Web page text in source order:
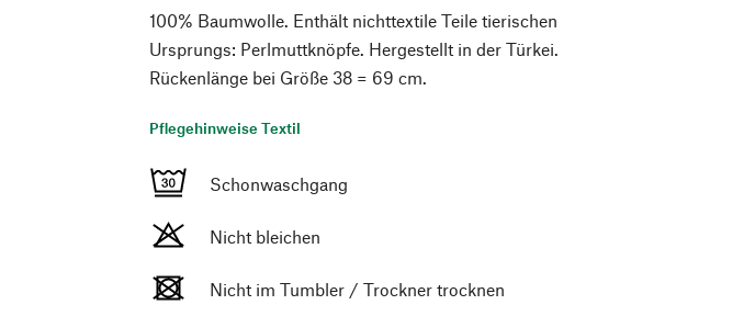
100% Baumwolle. Enthält nichttextile Teile tierischen
Ursprungs: Perlmuttknöpfe. Hergestellt in der Türkei.
Rückenlänge bei Größe 38 = 69 cm.
Pflegehinweise Textil
Schonwaschgang
Nicht bleichen
Nicht im Tumbler / Trockner trocknen